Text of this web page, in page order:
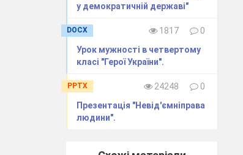
у демократичній державі"
DOCX 1817
0
Урок мужності в четвертому
класі "Герої України".
PPTX 24248
0
Презентація "Невід'ємніправа
людини".